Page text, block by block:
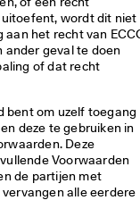
wordt dit niet
het recht van
ander geval te doen
of dat recht
bent om uzelf toegang
deze te gebruiken in
Deze
Voorwaarden
de partijen met
alle eerdere